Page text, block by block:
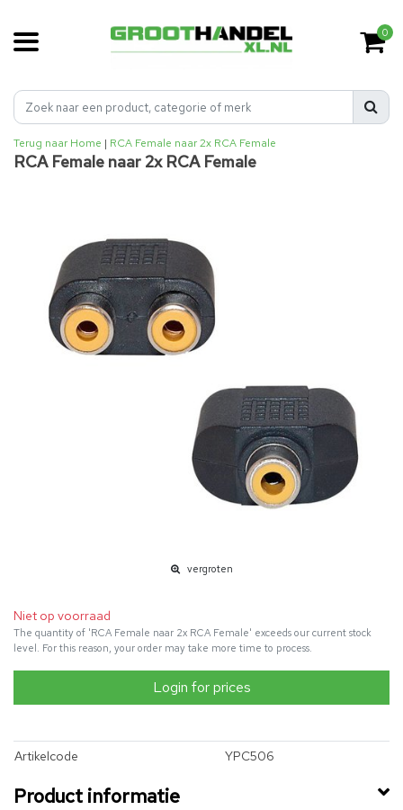
0
Terug naar Home | RCA Female naar 2x RCA Female
RCA Female naar 2x RCA Female
vergroten
Niet op voorraad
The quantity of 'RCA Female naar 2x RCA Female' exceeds our current stock
level. For this reason, your order may take more time to process.
Login for prices
Artikelcode YPC506
Product informatie